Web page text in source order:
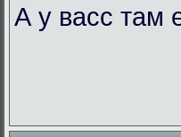
А у васс там